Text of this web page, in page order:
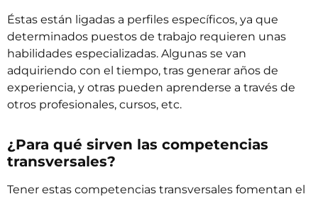
Éstas están ligadas a perfiles específicos, ya que
determinados puestos de trabajo requieren unas
habilidades especializadas. Algunas se van
adquiriendo con el tiempo, tras generar años de
experiencia, y otras pueden aprenderse a través de
otros profesionales, cursos, etc.
¿Para qué sirven las competencias
transversales?
Tener estas competencias transversales fomentan el